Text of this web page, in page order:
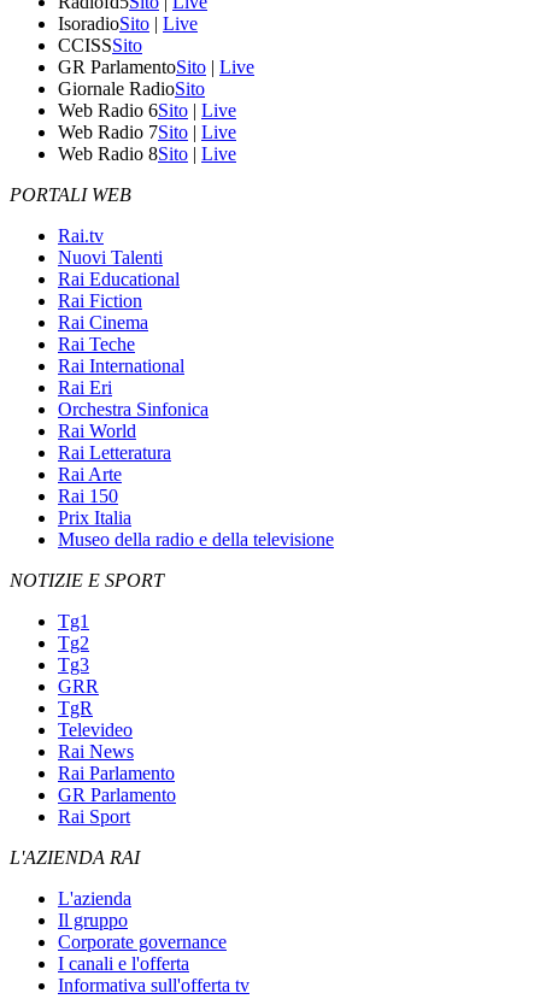
IsoradioSito | Live
CCISSSito
GR ParlamentoSito | Live
Giornale RadioSito
Web Radio 6Sito | Live
Web Radio 7Sito | Live
Web Radio 8Sito | Live
PORTALI WEB
Rai.tv
Nuovi Talenti
Rai Educational
Rai Fiction
Rai Cinema
Rai Teche
Rai International
Rai Eri
Orchestra Sinfonica
Rai World
Rai Letteratura
Rai Arte
Rai 150
Prix Italia
Museo della radio e della televisione
NOTIZIE E SPORT
Tg1
Tg2
Tg3
GRR
TgR
Televideo
Rai News
Rai Parlamento
GR Parlamento
Rai Sport
L'AZIENDA RAI
L'azienda
Il gruppo
Corporate governance
I canali e l'offerta
Informativa sull'offerta tv